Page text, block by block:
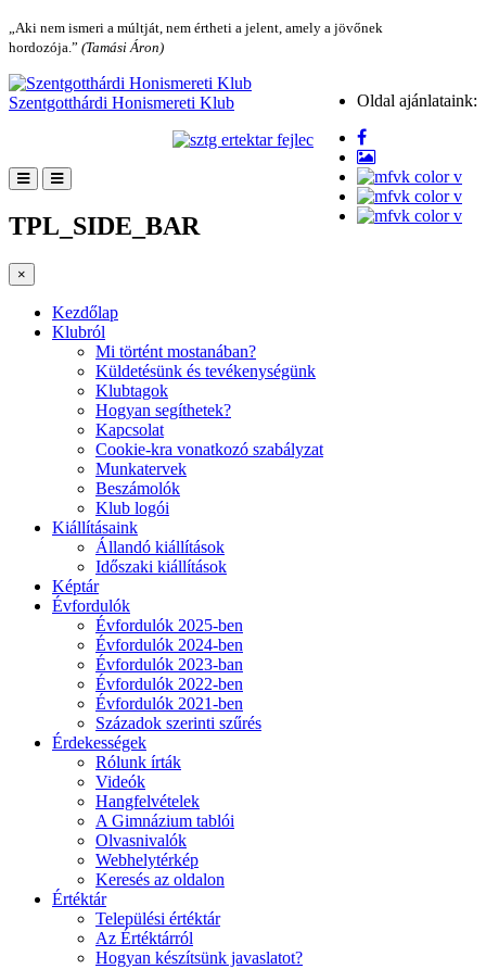
„Aki nem ismeri a múltját, nem értheti a jelent, amely a jövőnek
hordozója.” (Tamási Áron)
Oldal ajánlataink:
Szentgotthárdi Honismereti Klub
TPL_SIDE_BAR
×
Kezdőlap
Klubról
Mi történt mostanában?
Küldetésünk és tevékenységünk
Klubtagok
Hogyan segíthetek?
Kapcsolat
Cookie-kra vonatkozó szabályzat
Munkatervek
Beszámolók
Klub logói
Kiállításaink
Állandó kiállítások
Időszaki kiállítások
Képtár
Évfordulók
Évfordulók 2025-ben
Évfordulók 2024-ben
Évfordulók 2023-ban
Évfordulók 2022-ben
Évfordulók 2021-ben
Századok szerinti szűrés
Érdekességek
Rólunk írták
Videók
Hangfelvételek
A Gimnázium tablói
Olvasnivalók
Webhelytérkép
Keresés az oldalon
Értéktár
Települési értéktár
Az Értéktárról
Hogyan készítsünk javaslatot?